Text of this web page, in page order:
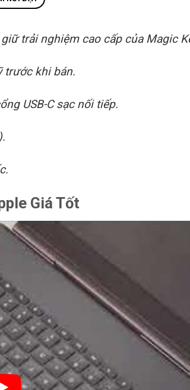
trải nghiệm cao cấp của Magic
trước khi bán.
USB-C sạc nối tiếp.
Giá Tốt